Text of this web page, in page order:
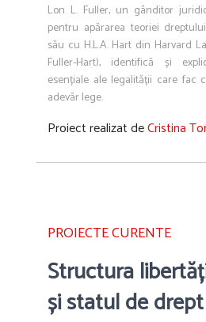
Lon L. Fuller, un gânditor
pentru apărarea teoriei
său cu H.L.A. Hart din Harvard
Fuller-Hart), identifică și
esențiale ale legalității care fac
adevăr lege.
Proiect realizat deCristina
PROIECTE CURENTE
Structura
și statul de drept